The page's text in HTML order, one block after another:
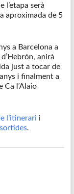
l’etapa serà
aproximada de 5
a Barcelona a
anirà
just a tocar de
i finalment a
Ca l’Alaio
l’itinerari i
.